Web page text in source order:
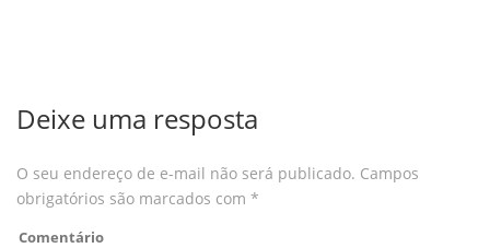
Deixe uma resposta
O seu endereço de e-mail não será publicado. Campos
obrigatórios são marcados com *
Comentário